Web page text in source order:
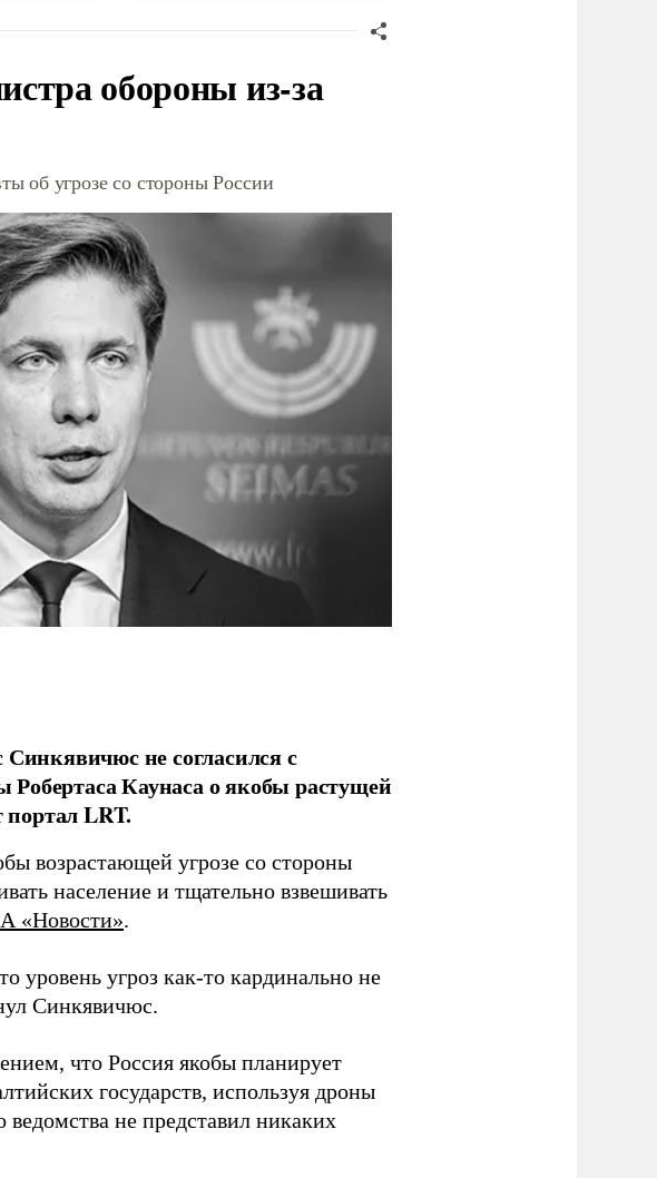
обороны из-за
об угрозе со стороны России
не согласился с
Каунаса о якобы растущей
портал LRT.
возрастающей угрозе со стороны
население и тщательно взвешивать
«Новости».
уровень угроз как-то кардинально не
Синкявичюс.
что Россия якобы планирует
государств, используя дроны
не представил никаких